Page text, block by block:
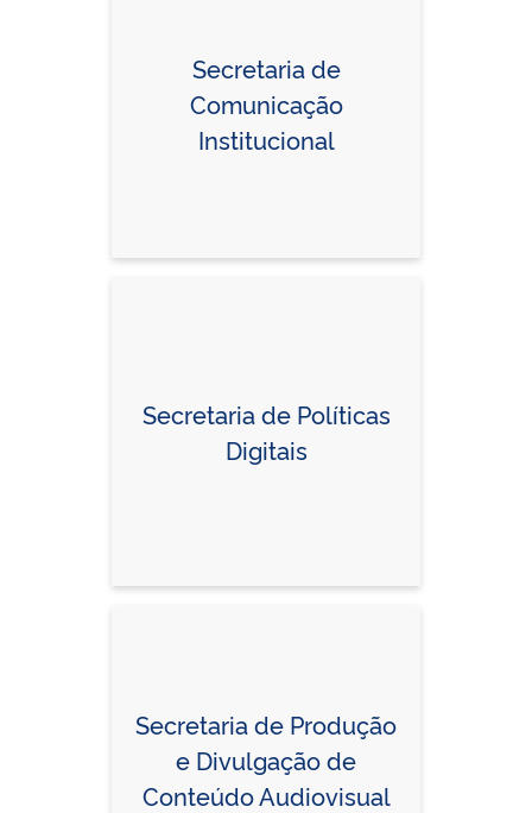
Secretaria de
Comunicação
Institucional
Secretaria de Políticas
Digitais
Secretaria de Produção
e Divulgação de
Conteúdo Audiovisual